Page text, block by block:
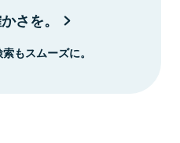
さを。
もスムーズに。